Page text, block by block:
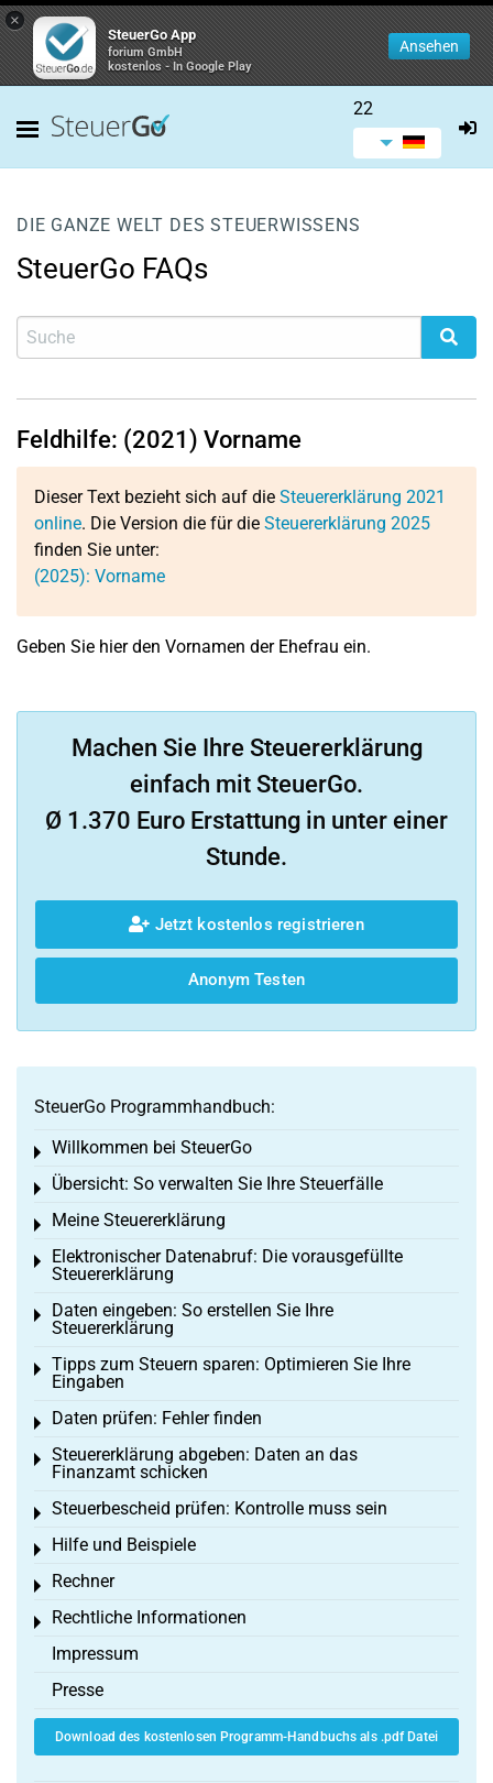
×
SteuerGo App
forium GmbH
kostenlos - In Google Play
Ansehen
22
DIE GANZE WELT DES STEUERWISSENS
SteuerGo FAQs
Feldhilfe: (2021) Vorname
Dieser Text bezieht sich auf die Steuererklärung 2021
online. Die Version die für die Steuererklärung 2025
finden Sie unter:
(2025): Vorname
Geben Sie hier den Vornamen der Ehefrau ein.
Machen Sie Ihre Steuererklärung
einfach mit SteuerGo.
Ø 1.370 Euro Erstattung in unter einer
Stunde.
Jetzt kostenlos registrieren
Anonym Testen
SteuerGo Programmhandbuch:
Willkommen bei SteuerGo
Toggle menu
Übersicht: So verwalten Sie Ihre Steuerfälle
Toggle menu
Meine Steuererklärung
Toggle menu
Elektronischer Datenabruf: Die vorausgefüllte
Steuererklärung
Toggle menu
Daten eingeben: So erstellen Sie Ihre
Steuererklärung
Toggle menu
Tipps zum Steuern sparen: Optimieren Sie Ihre
Eingaben
Toggle menu
Daten prüfen: Fehler finden
Toggle menu
Steuererklärung abgeben: Daten an das
Finanzamt schicken
Toggle menu
Steuerbescheid prüfen: Kontrolle muss sein
Toggle menu
Hilfe und Beispiele
Toggle menu
Rechner
Toggle menu
Rechtliche Informationen
Toggle menu
Impressum
Presse
Download des kostenlosen Programm-Handbuchs als .pdf Datei